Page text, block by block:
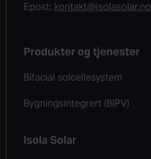
Epost: kontakt@isolasolar.no
Produkter og tjenester
Bifacial solcellesystem
Bygningsintegrert (BIPV)
Isola Solar